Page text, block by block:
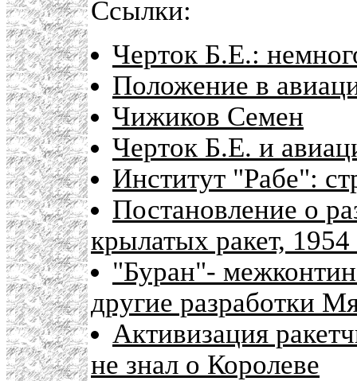
Ссылки:
Черток Б.Е.:
Положение в
Чижиков Семен
Черток Б.Е. и
Институт "Рабе":
Постановление о
крылатых ракет, 1954
"Буран"-
другие разработки
Активизация
не знал о Королеве